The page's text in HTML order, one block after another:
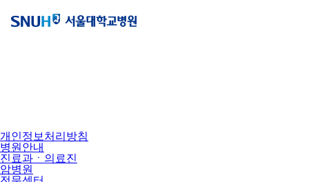
개인정보처리방침
병원안내
진료과ㆍ의료진
암병원